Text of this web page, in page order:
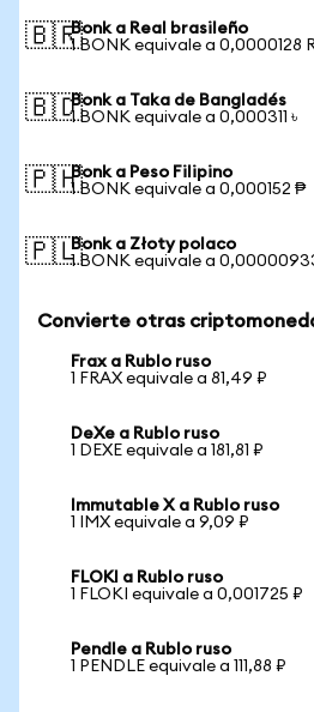
🇧🇷Bonk a Real brasileño
1 BONK equivale a 0,0000128
🇧🇩Bonk a Taka de Bangladés
1 BONK equivale a 0,000311 ৳
🇵🇭Bonk a Peso Filipino
1 BONK equivale a 0,000152 ₱
🇵🇱Bonk a Złoty polaco
1 BONK equivale a
Convierte otras
Frax a Rublo ruso
1 FRAX equivale a 81,49 ₽
DeXe a Rublo ruso
1 DEXE equivale a 181,81 ₽
Immutable X a Rublo ruso
1 IMX equivale a 9,09 ₽
FLOKI a Rublo ruso
1 FLOKI equivale a 0,001725 ₽
Pendle a Rublo ruso
1 PENDLE equivale a 111,88 ₽